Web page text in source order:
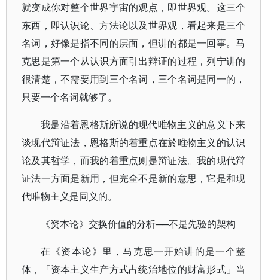
就变成你对整个世界宇宙的观点，即世界观。这三个
东西，即认识论、方法论以及世界观，看起来是三个
名词，好像是指不同的层面，但讲的都是一回事。马
克思是第一个从认识方面引出辩证的过程，列宁讲的
很清楚，不需要用到三个名词，三个名词是同一的，
只要一个名词就够了。
我是沿着恩格斯所说的现代唯物主义的意义下来
谈现代辩证法，恩格斯的着重点在於唯物主义的认识
论及其哲学，而我的着重点则是辩证法。我的现代辩
证法一方面是新用，但完全不是新的意思，它是和现
代唯物主义是同义的。
《资本论》交换价值的分析──不是先验的架构
在《资本论》里，马克思一开始讲的是一个整
体，「资本主义生产方式占统治地位的财富形式」当